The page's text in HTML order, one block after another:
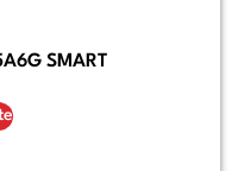
SMART